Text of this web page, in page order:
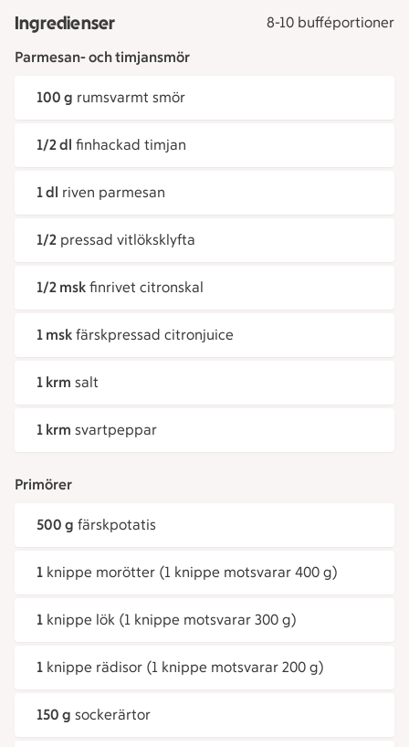
Ingredienser
8-10 bufféportioner
Parmesan- och timjansmör
100 g rumsvarmt smör
1/2 dl finhackad timjan
1 dl riven parmesan
1/2 pressad vitlöksklyfta
1/2 msk finrivet citronskal
1 msk färskpressad citronjuice
1 krm salt
1 krm svartpeppar
Primörer
500 g färskpotatis
1 knippe morötter (1 knippe motsvarar 400 g)
1 knippe lök (1 knippe motsvarar 300 g)
1 knippe rädisor (1 knippe motsvarar 200 g)
150 g sockerärtor